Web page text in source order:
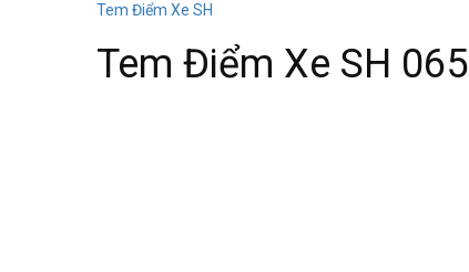
Tem Điểm Xe SH
Tem Điểm Xe SH 065